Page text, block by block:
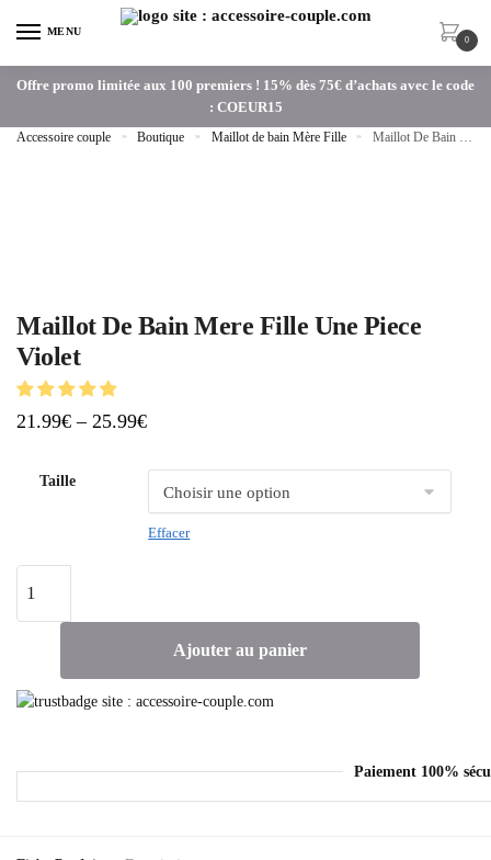
MENU
0
Offre promo limitée aux 100 premiers ! 15% dès 75€ d’achats avec le code
: COEUR15
Accessoire couple » Boutique » Maillot de bain Mère Fille » Maillot De Bain Mere Fille Une Piece Violet
Maillot De Bain Mere Fille Une Piece
Violet
21.99€ – 25.99€
Taille
Effacer
Ajouter au panier
Paiement 100%